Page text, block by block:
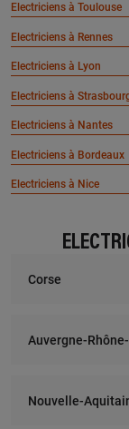
Electriciens à Toulouse
Electriciens à Rennes
Electriciens à Lyon
Electriciens à
Electriciens à Nantes
Electriciens à Bordeaux
Electriciens à Nice
Corse
Auvergne-
Nouvelle-